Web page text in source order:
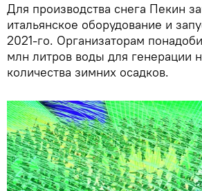
Для производства снега Пекин
итальянское оборудование и
2021-го. Организаторам
млн литров воды для генерации
количества зимних осадков.